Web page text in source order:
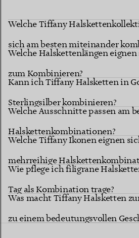
Welche Tiffany
sich am besten miteinander
Welche Halskettenlängen
zum Kombinieren?
Kann ich Tiffany Halsketten in
Sterlingsilber kombinieren?
Welche Ausschnitte passen am
Halskettenkombinationen?
Welche Tiffany Ikonen eignen
mehrreihige
Wie pflege ich filigrane
Tag als Kombination trage?
Was macht Tiffany Halsketten
zu einem bedeutungsvollen